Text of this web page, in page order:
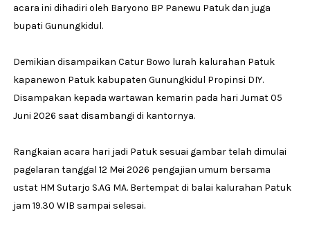
acara ini dihadiri oleh Baryono BP Panewu Patuk dan juga
bupati Gunungkidul.
Demikian disampaikan Catur Bowo lurah kalurahan Patuk
kapanewon Patuk kabupaten Gunungkidul Propinsi DIY.
Disampakan kepada wartawan kemarin pada hari Jumat 05
Juni 2026 saat disambangi di kantornya.
Rangkaian acara hari jadi Patuk sesuai gambar telah dimulai
pagelaran tanggal 12 Mei 2026 pengajian umum bersama
ustat HM Sutarjo S.AG MA. Bertempat di balai kalurahan Patuk
jam 19.30 WIB sampai selesai.